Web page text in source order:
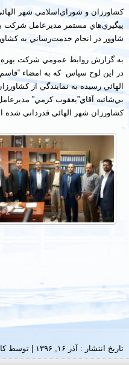
کشاورزان و شوراي‌اسلامي شهر
پيگيري‌هاي مستمر مديرعامل شرکت
شاوور در انجام خدمت‌رساني به
به گزارش روابط عمومي شرکت
در اين لوح سپاس که به امضاء
الهائي رسيده به نمايندگي از
بي‌شائبه آقاي”يعقوب کرمي”
کشاورزان شهر الهائي قدرداني
تاریخ انتشار : آذر ۱۶, ۱۳۹۶ |توسط